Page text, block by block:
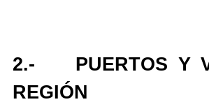
2.-
PUERTOS Y
REGIÓN